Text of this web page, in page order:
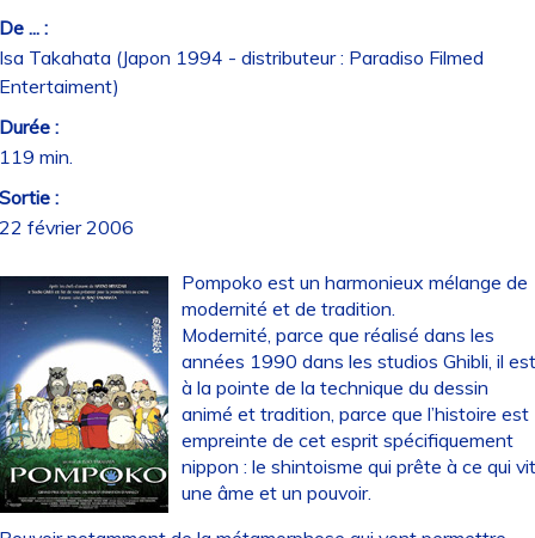
... :
Takahata (Japon 1994 - distributeur : Paradiso Filmed
:
min.
:
février 2006
Pompoko est un harmonieux mélange de
modernité et de tradition.
Modernité, parce que réalisé dans les
années 1990 dans les studios Ghibli, il
à la pointe de la technique du dessin
animé et tradition, parce que l’histoire est
empreinte de cet esprit spécifiquement
nippon : le shintoisme qui prête à ce qui
une âme et un pouvoir.